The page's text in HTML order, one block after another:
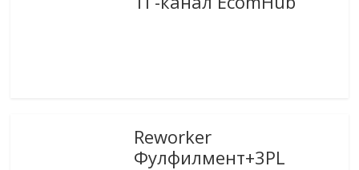
Reworker
Фулфилмент+3PL